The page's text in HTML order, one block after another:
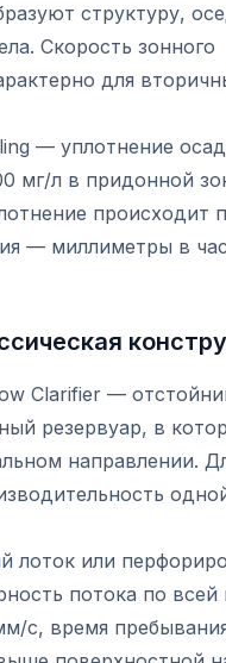
структуру,
Скорость зонного
для
— уплотнение
мг/л в придонной
происходит
— миллиметры в
Clarifier —
резервуар, в
направлении.
лоток или
потока по всей
с, время